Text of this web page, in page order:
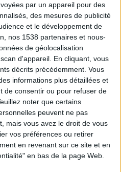
par un appareil pour des
des mesures de publicité
et le développement de
nos 1538 partenaires et nous-
de géolocalisation
d'appareil. En cliquant, vous
décrits précédemment. Vous
informations plus détaillées et
de consentir ou pour refuser de
noter que certains
peuvent ne pas
mais vous avez le droit de vous
vos préférences ou retirer
en revenant sur ce site et en
en bas de la page Web.
produits apéritifs au
viande aux légumes :